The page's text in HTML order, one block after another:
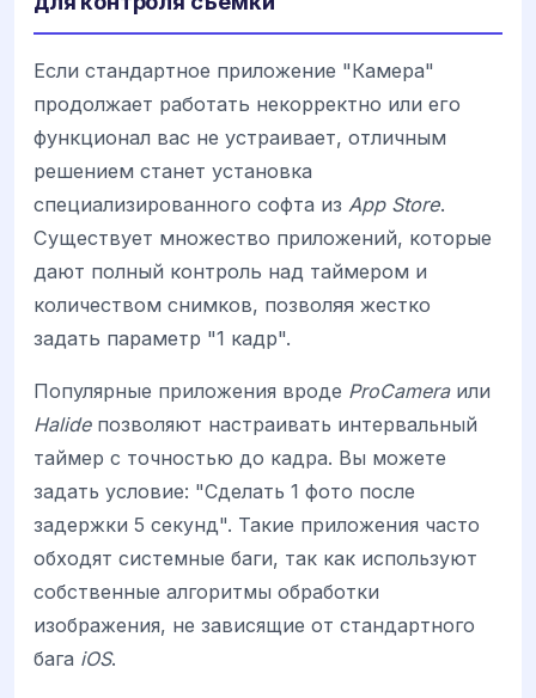
Если стандартное приложение "Камера"
продолжает работать некорректно или его
функционал вас не устраивает, отличным
решением станет установка
специализированного софта из App Store.
Существует множество приложений, которые
дают полный контроль над таймером и
количеством снимков, позволяя жестко
задать параметр "1 кадр".
Популярные приложения вроде ProCameraили
Halideпозволяют настраивать интервальный
таймер с точностью до кадра. Вы можете
задать условие: "Сделать 1 фото после
задержки 5 секунд". Такие приложения часто
обходят системные баги, так как используют
собственные алгоритмы обработки
изображения, не зависящие от стандартного
бага iOS.